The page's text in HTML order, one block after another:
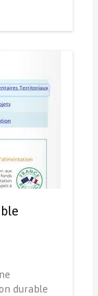
durable